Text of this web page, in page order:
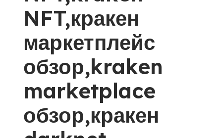
NFT,кракен
маркетплейс
обзор,kraken
marketplace
обзор,кракен